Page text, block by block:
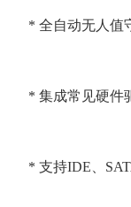
* 全自动无人值守
* 集成常见硬件驱
* 支持IDE、SATA